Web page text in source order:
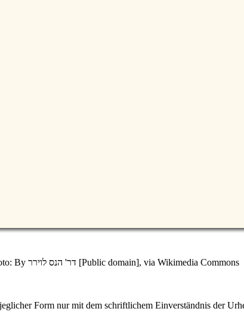
Jerusalem - der Felsendom auf dem Tempelberg, damals noch mit schwarzer Kuppel – Foto: By דר' הנס לוירר [Public domain], via Wikimedia Commons
Form nur mit dem schriftlichem Einverständnis der